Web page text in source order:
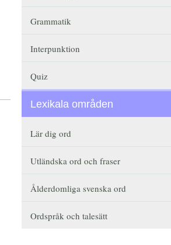
Grammatik
Interpunktion
Quiz
Lexikala områden
Lär dig ord
Utländska ord och fraser
Ålderdomliga svenska ord
Ordspråk och talesätt